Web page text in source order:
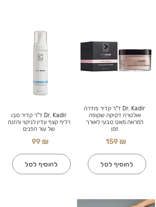
Dr. Kadir ד"ר קדיר סבו
רליף קצף עדין לניקוי והזנה
של עור הפנים
99 ₪
להוסיף לסל
Dr. Kadir ד"ר קדיר פודרה
אולטרה דקיקה שקופה
למראה מאט טבעי לאורך
זמן
159 ₪
להוסיף לסל